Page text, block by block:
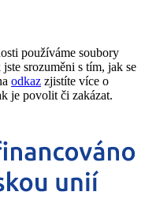
používáme soubory
srozuměni s tím, jak se
odkaz zjistíte více o
je povolit či zakázat.